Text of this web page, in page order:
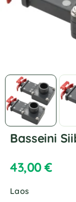
Basseini
43,00€
Laos